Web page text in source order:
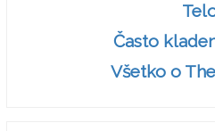
Často
Všetko o